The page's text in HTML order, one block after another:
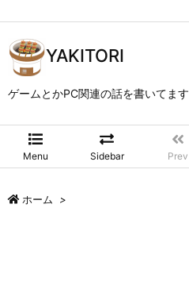
YAKITORI
ゲームとかPC関連の話を書いてます
Menu Sidebar Prev
ホーム >